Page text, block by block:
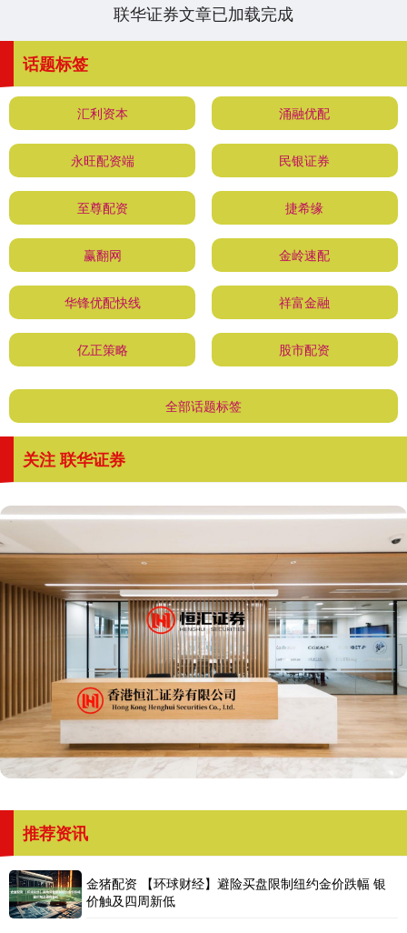
联华证券文章已加载完成
话题标签
汇利资本 涌融优配
永旺配资端 民银证券
至尊配资 捷希缘
赢翻网 金岭速配
华锋优配快线 祥富金融
亿正策略 股市配资
全部话题标签
关注 联华证券
推荐资讯
金猪配资 【环球财经】避险买盘限制纽约金价跌幅 银
价触及四周新低